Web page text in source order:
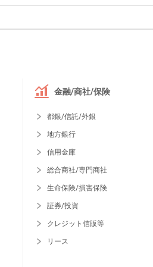
金融/商社/保険
都銀/信託/外銀
地方銀行
信用金庫
総合商社/専門商社
生命保険/損害保険
証券/投資
クレジット信販等
リース